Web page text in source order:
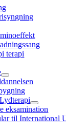
terapi
eksamination
til International